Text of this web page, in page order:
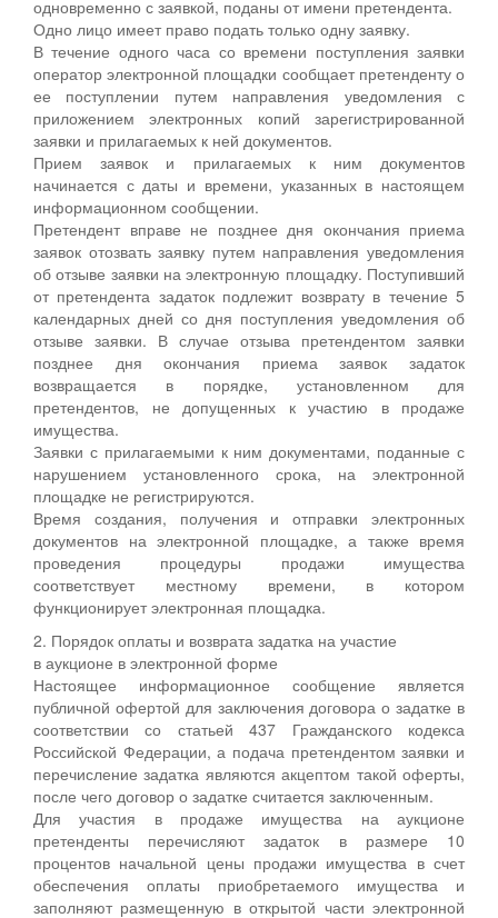
одновременно с заявкой, поданы от имени претендента.
Одно лицо имеет право подать только одну заявку.
В течение одного часа со времени поступления заявки
оператор электронной площадки сообщает претенденту о
ее поступлении путем направления уведомления с
приложением электронных копий зарегистрированной
заявки и прилагаемых к ней документов.
Прием заявок и прилагаемых к ним документов
начинается с даты и времени, указанных в настоящем
информационном сообщении.
Претендент вправе не позднее дня окончания приема
заявок отозвать заявку путем направления уведомления
об отзыве заявки на электронную площадку. Поступивший
от претендента задаток подлежит возврату в течение 5
календарных дней со дня поступления уведомления об
отзыве заявки. В случае отзыва претендентом заявки
позднее дня окончания приема заявок задаток
возвращается в порядке, установленном для
претендентов, не допущенных к участию в продаже
имущества.
Заявки с прилагаемыми к ним документами, поданные с
нарушением установленного срока, на электронной
площадке не регистрируются.
Время создания, получения и отправки электронных
документов на электронной площадке, а также время
проведения процедуры продажи имущества
соответствует местному времени, в котором
функционирует электронная площадка.
2. Порядок оплаты и возврата задатка на участие
в аукционе в электронной форме
Настоящее информационное сообщение является
публичной офертой для заключения договора о задатке в
соответствии со статьей 437 Гражданского кодекса
Российской Федерации, а подача претендентом заявки и
перечисление задатка являются акцептом такой оферты,
после чего договор о задатке считается заключенным.
Для участия в продаже имущества на аукционе
претенденты перечисляют задаток в размере 10
процентов начальной цены продажи имущества в счет
обеспечения оплаты приобретаемого имущества и
заполняют размещенную в открытой части электронной